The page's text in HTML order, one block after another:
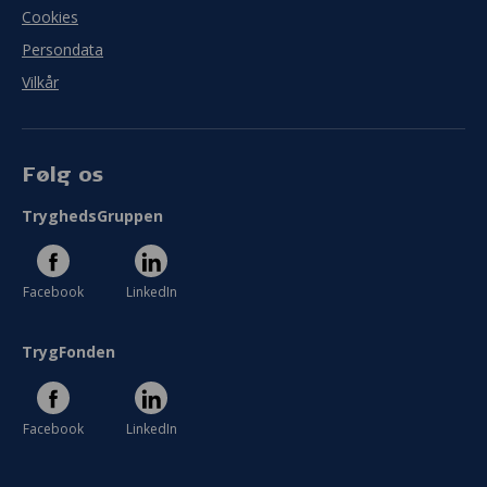
Cookies
Persondata
Vilkår
Følg os
TryghedsGruppen
Facebook LinkedIn
TrygFonden
Facebook LinkedIn